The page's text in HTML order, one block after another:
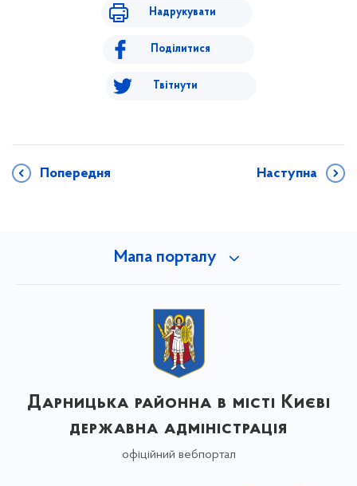
Надрукувати
Поділитися
Твітнути
Попередня Наступна
Мапа порталу
Дарницька районна в місті Києві
державна адміністрація
офіційний вебпортал